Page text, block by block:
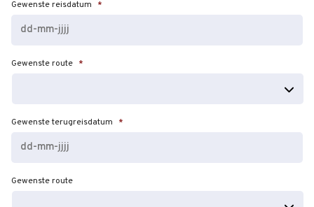
Gewenste reisdatum *
dash
Gewenste route *
Gewenste terugreisdatum *
dash
Gewenste route